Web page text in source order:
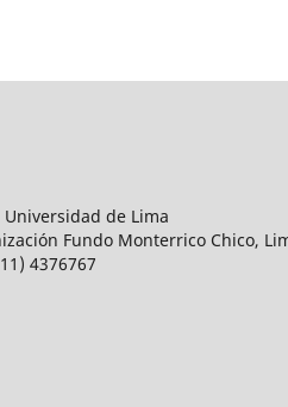
de Lima
Fundo Monterrico Chico,
4376767